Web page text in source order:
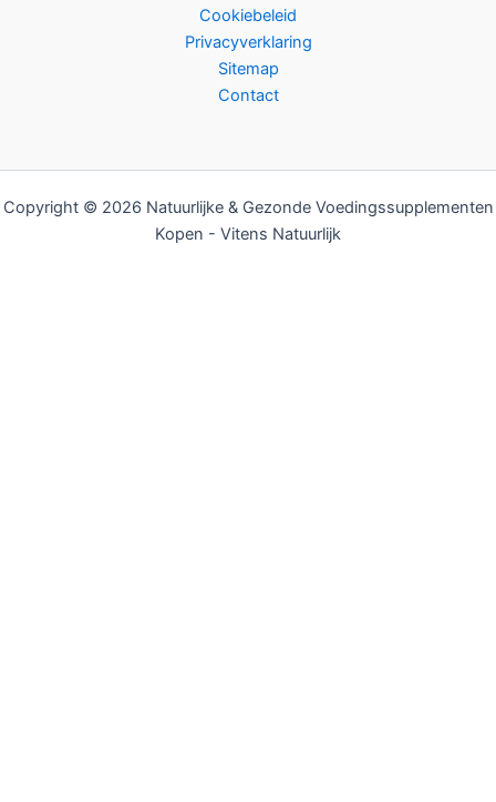
Cookiebeleid
Privacyverklaring
Sitemap
Contact
Copyright © 2026 Natuurlijke & Gezonde Voedingssupplementen
Kopen - Vitens Natuurlijk